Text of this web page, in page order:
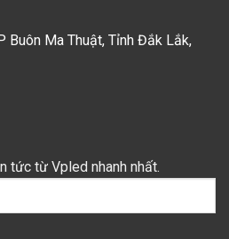
Buôn Ma Thuật, Tỉnh Đắk Lắk,
tức từ Vpled nhanh nhất.